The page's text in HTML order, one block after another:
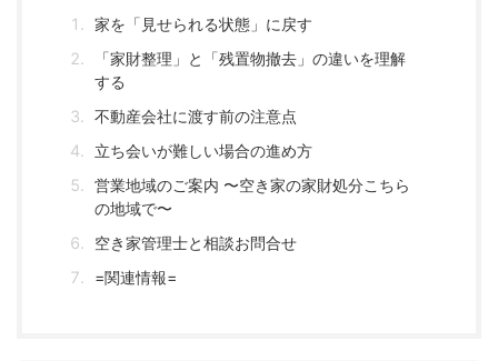
家を「見せられる状態」に戻す
「家財整理」と「残置物撤去」の違いを理解
する
不動産会社に渡す前の注意点
立ち会いが難しい場合の進め方
営業地域のご案内 〜空き家の家財処分こちら
の地域で〜
空き家管理士と相談お問合せ
=関連情報=